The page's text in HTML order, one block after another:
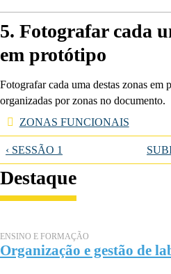
5. Fotografar cada
em protótipo
Fotografar cada uma destas zonas em
organizadas por zonas no documento.
ZONAS FUNCIONAIS
‹ SESSÃO 1
Destaque
ENSINO E FORMAÇÃO
Organização e gestão de